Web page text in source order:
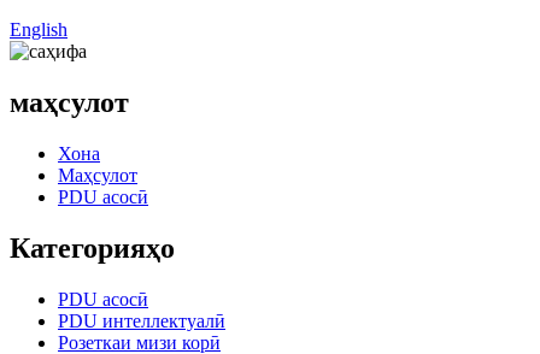
English
маҳсулот
Хона
Маҳсулот
PDU асосӣ
Категорияҳо
PDU асосӣ
PDU интеллектуалӣ
Розеткаи мизи корӣ